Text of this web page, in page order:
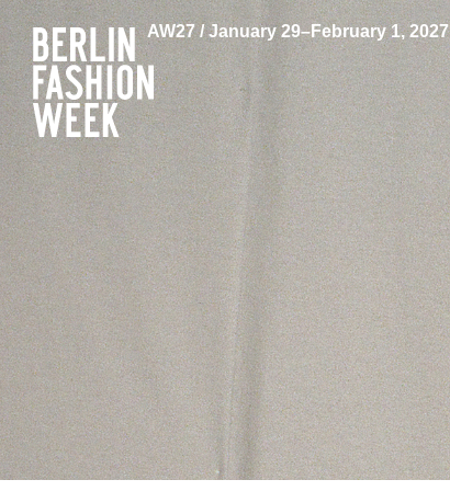
AW27 / January 29–February 1, 2027